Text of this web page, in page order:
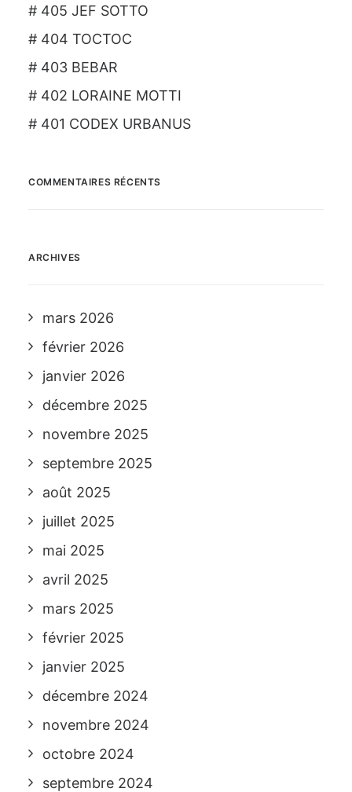
# 405 JEF SOTTO
# 404 TOCTOC
# 403 BEBAR
# 402 LORAINE MOTTI
# 401 CODEX URBANUS
COMMENTAIRES RÉCENTS
ARCHIVES
mars 2026
février 2026
janvier 2026
décembre 2025
novembre 2025
septembre 2025
août 2025
juillet 2025
mai 2025
avril 2025
mars 2025
février 2025
janvier 2025
décembre 2024
novembre 2024
octobre 2024
septembre 2024